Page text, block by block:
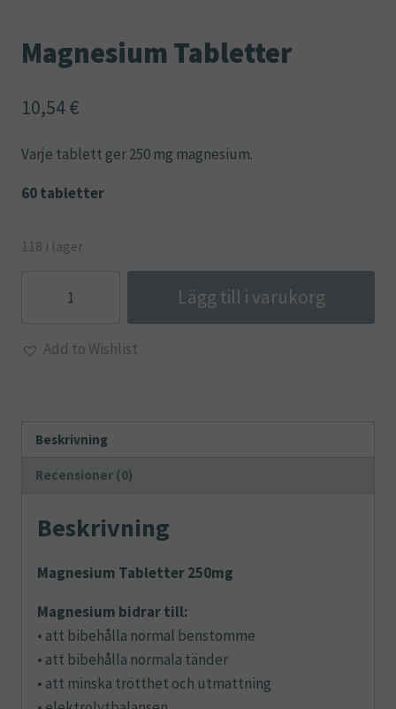
Magnesium Tabletter
10,54€
Varje tablett ger 250 mg magnesium.
60 tabletter
118 i lager
Tabletter
Lägg till i varukorg
Add to Wishlist
Beskrivning
Recensioner (0)
Beskrivning
Magnesium Tabletter 250mg
Magnesium bidrar till:
• att bibehålla normal benstomme
• att bibehålla normala tänder
• att minska trötthet och utmattning